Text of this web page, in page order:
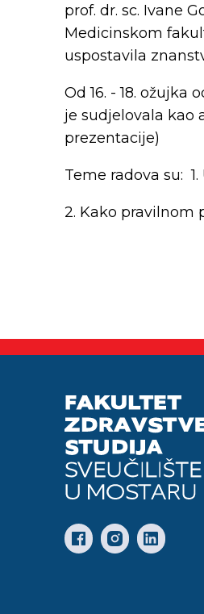
prof. dr. sc. Ivane
Medicinskom
uspostavila
Od 16. - 18.
je sudjelovala kao
prezentacije)
Teme radova su:
2. Kako pravilnom